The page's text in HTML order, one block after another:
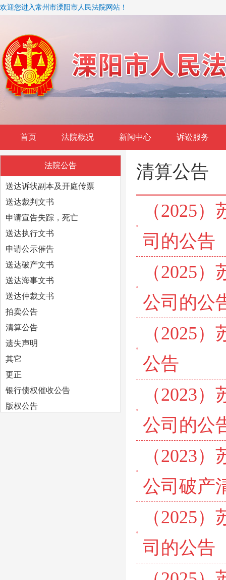
欢迎您进入常州市溧阳市人民法院网站！
首页 法院概况 新闻中心 诉讼服务
法院公告
送达诉状副本及开庭传票
送达裁判文书
申请宣告失踪，死亡
送达执行文书
申请公示催告
送达破产文书
送达海事文书
送达仲裁文书
拍卖公告
清算公告
遗失声明
其它
更正
银行债权催收公告
版权公告
清算公告
（2025
司的公告
（2025
公司的公
（2025
公告
（2023
公司的公
（2023
公司破产
（2025
司的公告